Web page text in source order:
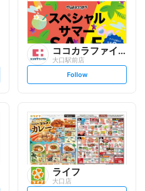
ココカラファイン
大口駅前店
s
l
o
w
Follow
ライフ
大口店